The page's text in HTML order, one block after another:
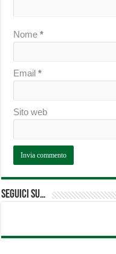
Nome*
Email*
Sito web
Seguici su…